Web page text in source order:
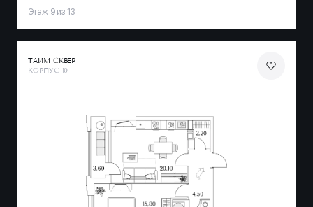
Этаж 9 из 13
ТАЙМ СКВЕР
КОРПУС 10